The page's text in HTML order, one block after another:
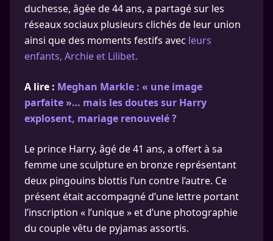
duchesse, âgée de 44 ans, a partagé sur les
réseaux sociaux plusieurs clichés de leur union
ainsi que des moments festifs avec leurs
enfants, Archie et Lilibet.
A lire : Meghan Markle : « une image
parfaite »… mais les doutes sur Harry
explosent, mariage renouvelé ?
Le prince Harry, âgé de 41 ans, a offert à sa
femme une sculpture en bronze représentant
deux pingouins blottis l’un contre l’autre. Ce
présent était accompagné d’une lettre portant
l’inscription « l’unique » et d’une photographie
du couple vêtu de pyjamas assortis.